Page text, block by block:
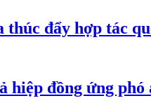
đẩy hợp tác
hiệp đồng ứng phó